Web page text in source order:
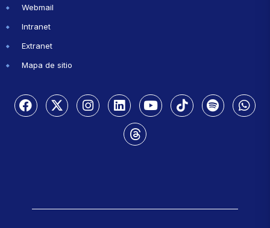
Webmail
Intranet
Extranet
Mapa de sitio